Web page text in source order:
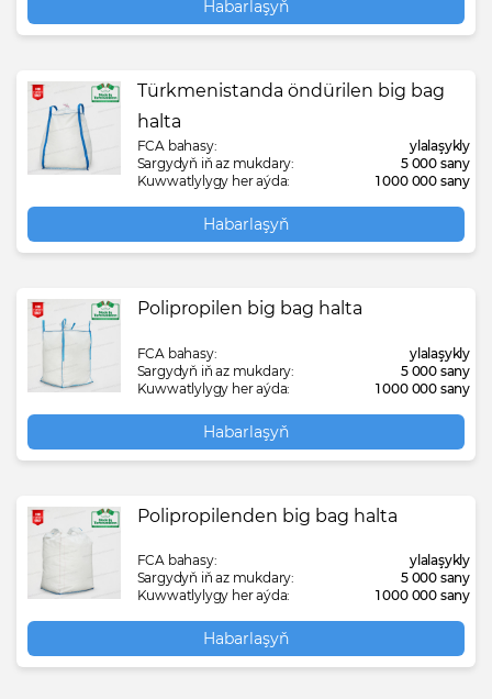
Habarlaşyň
Türkmenistanda öndürilen big bag
halta
FCA bahasy:
ylalaşykly
Sargydyň iň az mukdary:
5 000 sany
Kuwwatlylygy her aýda:
1 000 000 sany
Habarlaşyň
Polipropilen big bag halta
FCA bahasy:
ylalaşykly
Sargydyň iň az mukdary:
5 000 sany
Kuwwatlylygy her aýda:
1 000 000 sany
Habarlaşyň
Polipropilenden big bag halta
FCA bahasy:
ylalaşykly
Sargydyň iň az mukdary:
5 000 sany
Kuwwatlylygy her aýda:
1 000 000 sany
Habarlaşyň